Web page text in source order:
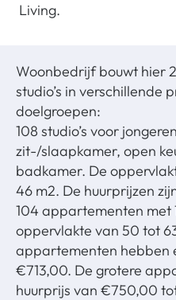
Living.
Woonbedrijf bouwt hier
studio’s in verschillende
doelgroepen:
108 studio’s voor
zit-/slaapkamer, open
badkamer. De
46 m2. De huurprijzen
104 appartementen met
oppervlakte van 50 tot
appartementen hebben
€713,00. De grotere
huurprijs van €750,00